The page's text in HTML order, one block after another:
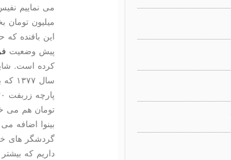
می نماییم
میلیون تومان
پیش وضعیت
كرده است.
تومان هم می
بینوا اضافه
گردشگر های
داریم كه